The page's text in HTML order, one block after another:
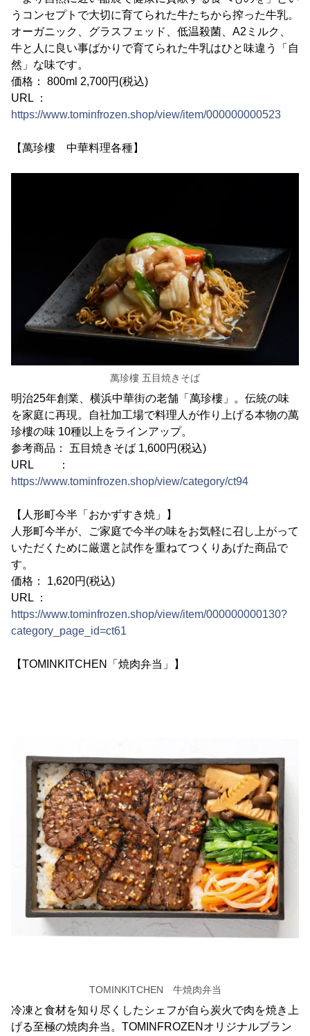
うコンセプトで大切に育てられた牛たちから搾った牛乳。
オーガニック、グラスフェッド、低温殺菌、A2ミルク、
牛と人に良い事ばかりで育てられた牛乳はひと味違う「自
然」な味です。
価格： 800ml 2,700円(税込)
URL ：
https://www.tominfrozen.shop/view/item/000000000523
【萬珍樓 中華料理各種】
萬珍樓 五目焼きそば
明治25年創業、横浜中華街の老舗「萬珍樓」。伝統の味
を家庭に再現。自社加工場で料理人が作り上げる本物の萬
珍樓の味 10種以上をラインアップ。
参考商品： 五目焼きそば 1,600円(税込)
URL ：
https://www.tominfrozen.shop/view/category/ct94
【人形町今半「おかずすき焼」】
人形町今半が、ご家庭で今半の味をお気軽に召し上がって
いただくために厳選と試作を重ねてつくりあげた商品で
す。
価格： 1,620円(税込)
URL ：
https://www.tominfrozen.shop/view/item/000000000130?
category_page_id=ct61
【TOMINKITCHEN「焼肉弁当」】
TOMINKITCHEN 牛焼肉弁当
冷凍と食材を知り尽くしたシェフが自ら炭火で肉を焼き上
げる至極の焼肉弁当。TOMINFROZENオリジナルブラン